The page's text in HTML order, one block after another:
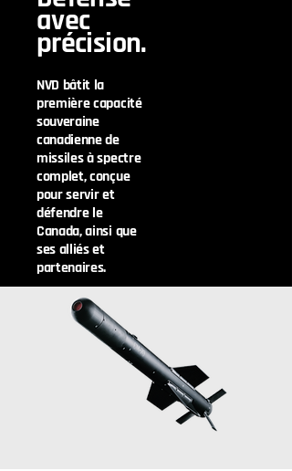
NVD bâtit la
première capacité
souveraine
canadienne de
missiles à spectre
complet, conçue
pour servir et
défendre le
Canada, ainsi que
ses alliés et
partenaires.
avec
précision.